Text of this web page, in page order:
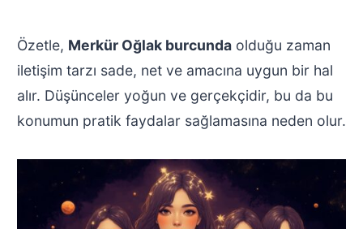
Özetle, Merkür Oğlak burcundaolduğu zaman
iletişim tarzı sade, net ve amacına uygun bir hal
alır. Düşünceler yoğun ve gerçekçidir, bu da bu
konumun pratik faydalar sağlamasına neden olur.